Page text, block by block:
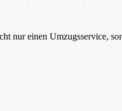
nur einen Umzugsservice,